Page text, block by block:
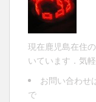
現在鹿児島在住
いています．気
お問い合わせ
で